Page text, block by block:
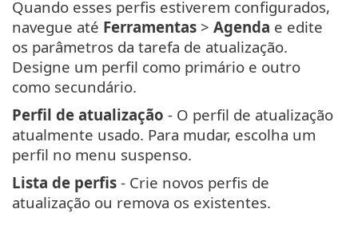
Quando esses perfis estiverem configurados,
navegue até Ferramentas > Agenda e edite
os parâmetros da tarefa de atualização.
Designe um perfil como primário e outro
como secundário.
Perfil de atualização - O perfil de atualização
atualmente usado. Para mudar, escolha um
perfil no menu suspenso.
Lista de perfis - Crie novos perfis de
atualização ou remova os existentes.